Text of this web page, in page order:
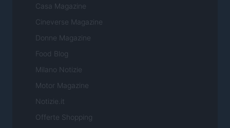
Casa Magazine
Cineverse Magazine
Donne Magazine
Food Blog
Milano Notizie
Motor Magazine
Notizie.it
Offerte Shopping